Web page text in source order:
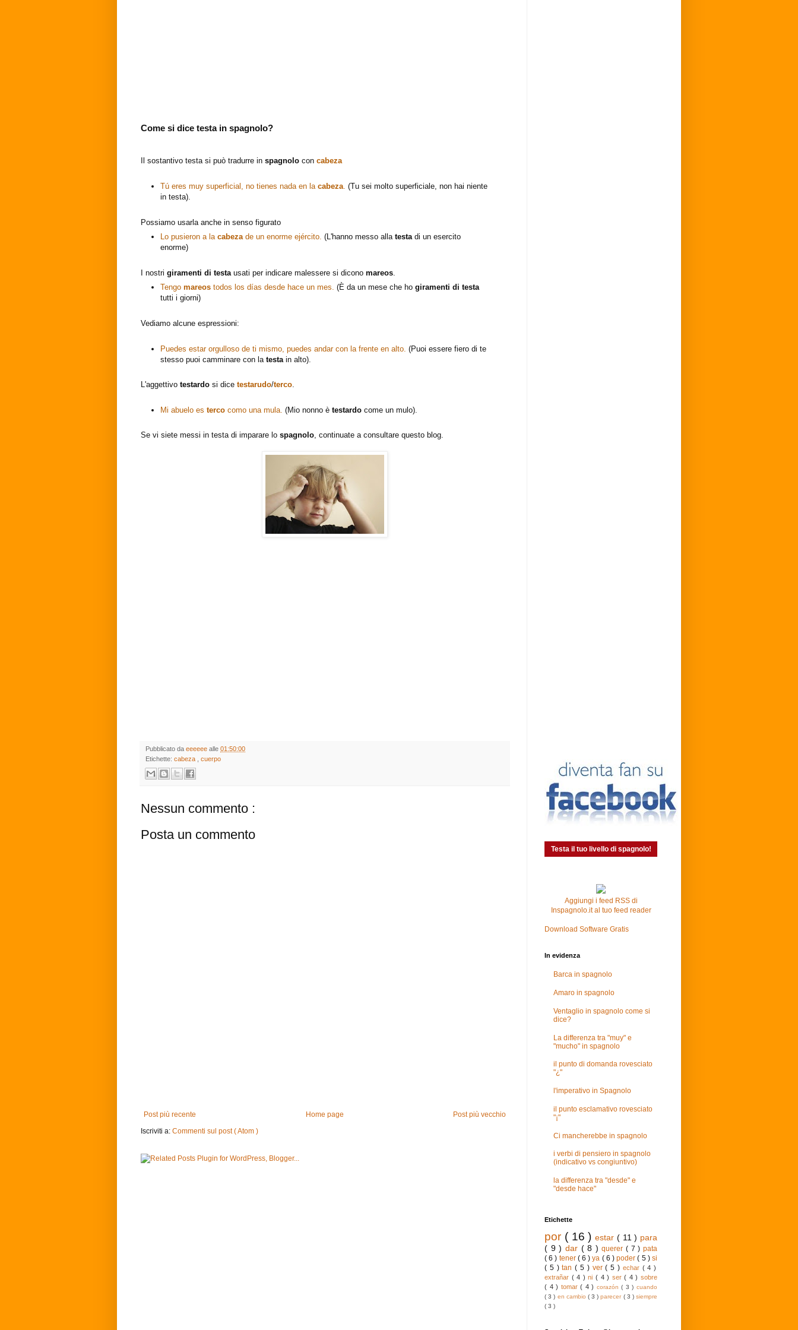
Come si dice testa in spagnolo?
Il sostantivo testa si può tradurre in spagnolo con cabeza
Tú eres muy superficial, no tienes nada en la cabeza. (Tu sei molto superficiale, non hai niente
in testa).
Possiamo usarla anche in senso figurato
Lo pusieron a la cabezade un enorme ejército. (L'hanno messo alla testadi un esercito
enorme)
I nostri giramenti di testa usati per indicare malessere si dicono mareos
Tengo mareos todos los días desde hace un mes. (È da un mese che ho giramenti di testa
tutti i giorni)
Vediamo alcune espressioni:
Puedes estar orgulloso de ti mismo, puedes andar con la frente en alto. (Puoi essere fiero di te
stesso puoi camminare con la testa in alto).
L'aggettivo testardo si dice testarudo/terco.
Mi abuelo es terco como una mula. (Mio nonno è testardo come un mulo).
Se vi siete messi in testa di imparare lo spagnolo, continuate a consultare questo blog.
Pubblicato da eeeeee alle 01:50:00
Etichette: cabeza , cuerpo
Nessun commento :
Posta un commento
Post più recente Post più vecchio
Home page
Iscriviti a: Commenti sul post ( Atom )
Testa il tuo livello di spagnolo!
Aggiungi i feed RSS di
Inspagnolo.it al tuo feed reader
Download Software Gratis
In evidenza
Barca in spagnolo
Amaro in spagnolo
Ventaglio in spagnolo come si
dice?
La differenza tra "muy" e
"mucho" in spagnolo
il punto di domanda rovesciato
"¿"
l'imperativo in Spagnolo
il punto esclamativo rovesciato
"¡"
Ci mancherebbe in spagnolo
i verbi di pensiero in spagnolo
(indicativo vs congiuntivo)
la differenza tra "desde" e
"desde hace"
Etichette
por ( 16 ) estar ( 11 ) para
( 9 ) dar ( 8 )querer( 7 )pata
( 6 ) tener ( 6 )ya ( 6 )poder( 5 )si
( 5 )tan( 5 ) ver( 5 ) echar ( 4 )
extrañar ( 4 )ni ( 4 ) ser( 4 )sobre
( 4 ) tomar( 4 ) corazón( 3 )cuando
( 3 ) en cambio ( 3 )parecer ( 3 )siempre
( 3 )